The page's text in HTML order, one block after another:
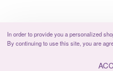
In order to provide you a personalized
By continuing to use this site, you are